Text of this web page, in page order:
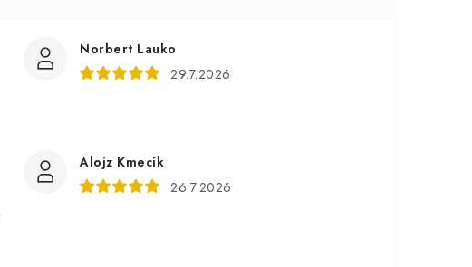
Norbert Lauko
29.7.2026
Alojz Kmecík
26.7.2026